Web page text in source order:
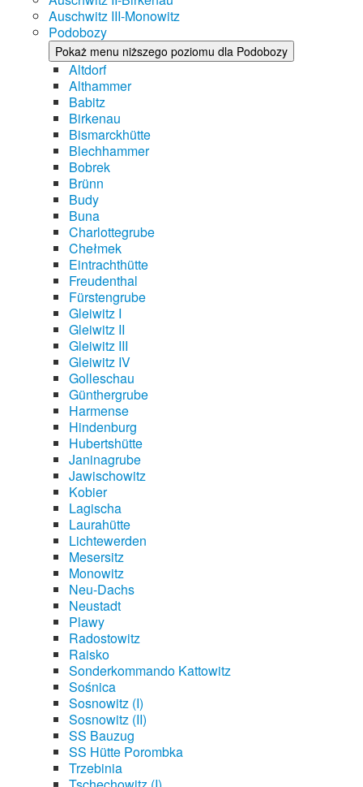
Auschwitz III-Monowitz
Podobozy
Pokaż menu niższego poziomu dla Podobozy
Altdorf
Althammer
Babitz
Birkenau
Bismarckhütte
Blechhammer
Bobrek
Brünn
Budy
Buna
Charlottegrube
Chełmek
Eintrachthütte
Freudenthal
Fürstengrube
Gleiwitz I
Gleiwitz II
Gleiwitz III
Gleiwitz IV
Golleschau
Günthergrube
Harmense
Hindenburg
Hubertshütte
Janinagrube
Jawischowitz
Kobier
Lagischa
Laurahütte
Lichtewerden
Mesersitz
Monowitz
Neu-Dachs
Neustadt
Plawy
Radostowitz
Raisko
Sonderkommando Kattowitz
Sośnica
Sosnowitz (I)
Sosnowitz (II)
SS Bauzug
SS Hütte Porombka
Trzebinia